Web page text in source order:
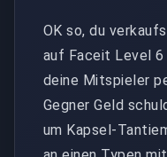
OK so, du
auf Faceit Level
deine Mitspieler
Gegner Geld
um Kapsel-